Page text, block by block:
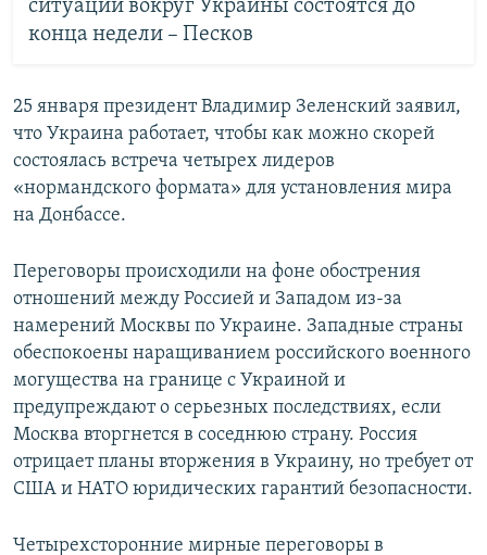
ситуации вокруг Украины состоятся до
конца недели – Песков
25 января президент Владимир Зеленский заявил,
что Украина работает, чтобы как можно скорей
состоялась встреча четырех лидеров
«нормандского формата» для установления мира
на Донбассе.
Переговоры происходили на фоне обострения
отношений между Россией и Западом из-за
намерений Москвы по Украине. Западные страны
обеспокоены наращиванием российского военного
могущества на границе с Украиной и
предупреждают о серьезных последствиях, если
Москва вторгнется в соседнюю страну. Россия
отрицает планы вторжения в Украину, но требует от
США и НАТО юридических гарантий безопасности.
Четырехсторонние мирные переговоры в